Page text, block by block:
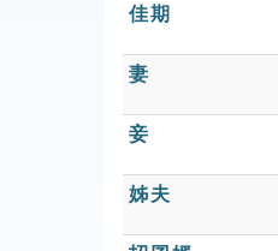
佳期
妻
妾
姊夫